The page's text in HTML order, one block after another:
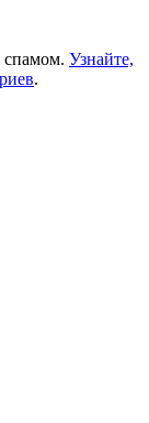
спамом. Узнайте,
.